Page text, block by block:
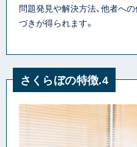
問題発見や解決方法、他者へ
づきが得られます。
さくらぼの特徴.4